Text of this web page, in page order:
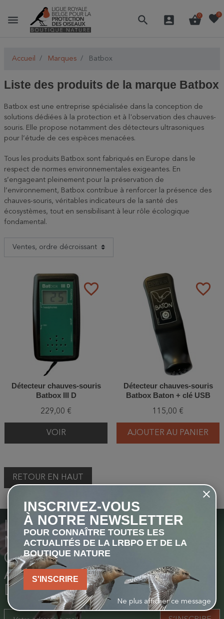
menu search account_box shopping_basket
0 favorite0
Accueil Marques Batbox
Liste des produits de la marque Batbox
Batbox est une entreprise spécialisée dans la conception de
solutions dédiées à la protection et à l'observation des chauves-
souris. Elle propose notamment des détecteurs ultrasoniques
pour l’étude de ces espèces menacées.
Tous les produits Batbox sont fabriqués en Europe dans le
respect de normes environnementales exigeantes. En
s’engageant pleinement pour la préservation de
l’environnement, Batbox contribue à renforcer la présence des
chauves-souris, véritables indicateurs de la santé des
écosystèmes, tout en sensibilisant à leur rôle écologique
fondamental.
favorite_border
Détecteur chauves-souris
Batbox III D
229,00 €
VOIR
favorite_border
Détecteur chauves-souris
Batbox Baton + clé USB
115,00 €
AJOUTER AU PANIER
RETOUR EN HAUT
INSCRIVEZ-VOUS À NOTRE
NEWSLETTER POUR
CONNAÎTRE TOUTES LES
ACTUALITÉS DE LA LIGUE ET
DE LA BOUTIQUE NATURE
INSCRIVEZ-VOUS
À NOTRE NEWSLETTER
POUR CONNAÎTRE TOUTES LES
ACTUALITÉS DE LA LRBPO ET DE LA
BOUTIQUE NATURE
S'INSCRIRE
Ne plus afficher ce message